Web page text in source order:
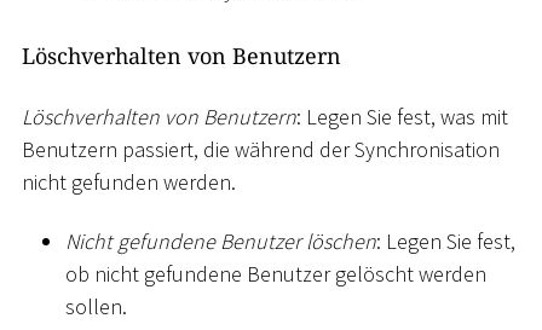
Löschverhalten von Benutzern
Löschverhalten von Benutzern: Legen Sie fest, was mit
Benutzern passiert, die während der Synchronisation
nicht gefunden werden.
Nicht gefundene Benutzer löschen: Legen Sie fest,
ob nicht gefundene Benutzer gelöscht werden
sollen.